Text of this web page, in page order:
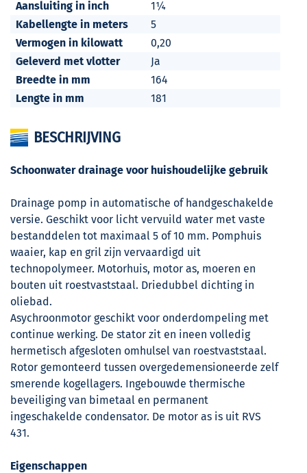
Aansluiting in inch
1¼
Kabellengte in meters
5
Vermogen in kilowatt
0,20
Geleverd met vlotter
Ja
Breedte in mm
164
Lengte in mm
181
BESCHRIJVING
Schoonwater drainage voor huishoudelijke gebruik
Drainage pomp in automatische of handgeschakelde
versie. Geschikt voor licht vervuild water met vaste
bestanddelen tot maximaal 5 of 10 mm. Pomphuis
waaier, kap en gril zijn vervaardigd uit
technopolymeer. Motorhuis, motor as, moeren en
bouten uit roestvaststaal. Driedubbel dichting in
oliebad.
Asychroonmotor geschikt voor onderdompeling met
continue werking. De stator zit en ineen volledig
hermetisch afgesloten omhulsel van roestvaststaal.
Rotor gemonteerd tussen overgedemensioneerde zelf
smerende kogellagers. Ingebouwde thermische
beveiliging van bimetaal en permanent
ingeschakelde condensator. De motor as is uit RVS
431.
Eigenschappen